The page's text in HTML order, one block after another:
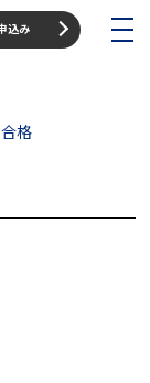
toggle
込み
格